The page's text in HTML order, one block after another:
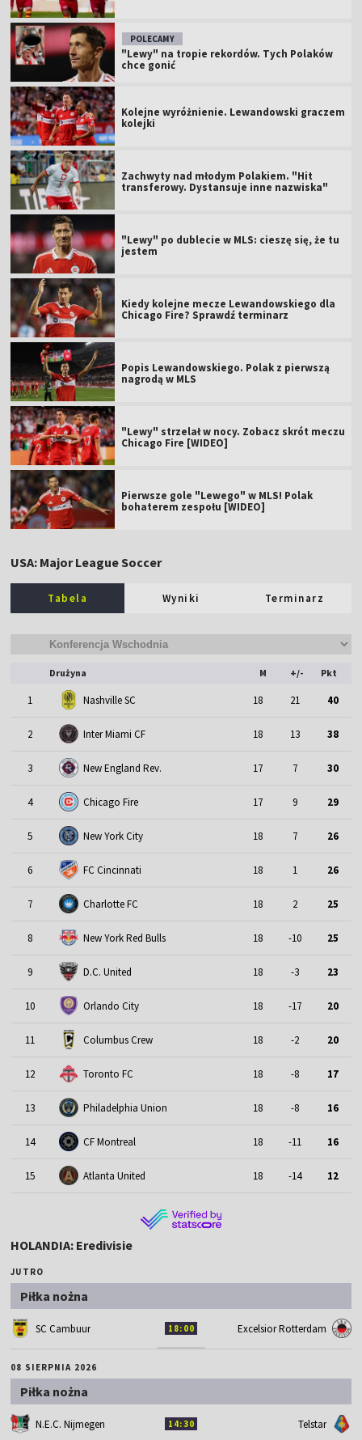
POLECAMY
"Lewy" na tropie rekordów. Tych Polaków
chce gonić
Kolejne wyróżnienie. Lewandowski graczem
kolejki
Zachwyty nad młodym Polakiem. "Hit
transferowy. Dystansuje inne nazwiska"
"Lewy" po dublecie w MLS: cieszę się, że tu
jestem
Kiedy kolejne mecze Lewandowskiego dla
Chicago Fire? Sprawdź terminarz
Popis Lewandowskiego. Polak z pierwszą
nagrodą w MLS
"Lewy" strzelał w nocy. Zobacz skrót meczu
Chicago Fire [WIDEO]
Pierwsze gole "Lewego" w MLS! Polak
bohaterem zespołu [WIDEO]
USA: Major League Soccer
Tabela Wyniki Terminarz
Drużyna M +/- Pkt
1 Nashville SC 18 21 40
2 Inter Miami CF 18 13 38
3 New England Rev. 17 7 30
4 Chicago Fire 17 9 29
5 New York City 18 7 26
6 FC Cincinnati 18 1 26
7 Charlotte FC 18 2 25
8 New York Red Bulls 18 -10 25
9 D.C. United 18 -3 23
10 Orlando City 18 -17 20
11 Columbus Crew 18 -2 20
12 Toronto FC 18 -8 17
13 Philadelphia Union 18 -8 16
14 CF Montreal 18 -11 16
15 Atlanta United 18 -14 12
HOLANDIA: Eredivisie
JUTRO
Piłka nożna
SC Cambuur 18:00 Excelsior Rotterdam
08 SIERPNIA 2026
Piłka nożna
N.E.C. Nijmegen 14:30 Telstar